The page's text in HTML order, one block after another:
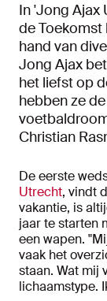
In 'Jong Ajax
de Toekomst
hand van
Jong Ajax
het liefst op
hebben ze
Christian
De eerste
Utrecht, vindt
vakantie, is
jaar te starten
een wapen.
vaak het
staan. Wat mij
lichaamstype.